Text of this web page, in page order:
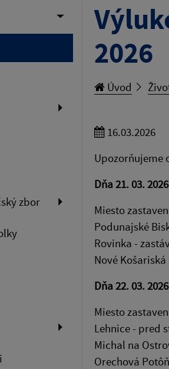
zbor
2026
Úvod
16.03.2026
Upozorňujeme
Dňa 21. 03.
Miesto
Podunajské
Rovinka -
Nové
Dňa 22. 03.
Miesto
Lehnice - pred
Michal na
Orechová